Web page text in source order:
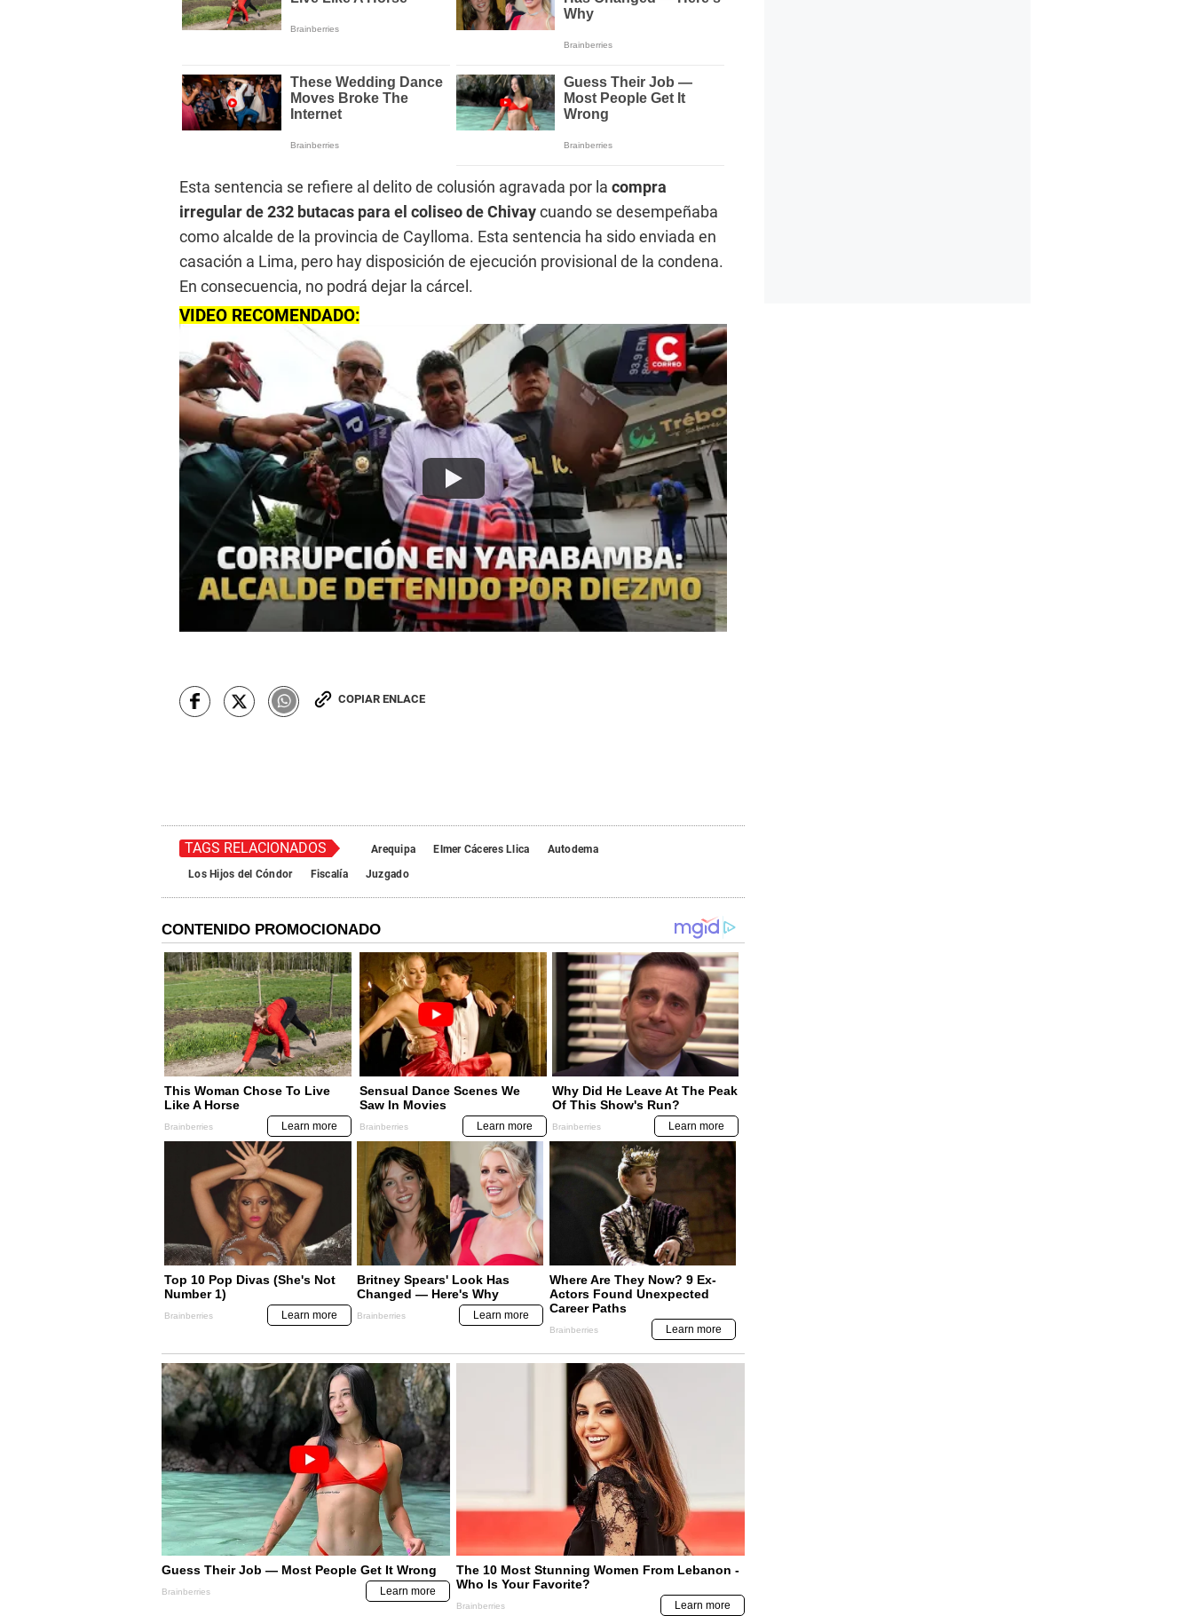
Esta sentencia se refiere al delito de colusión agravada por la compra
irregular de 232 butacas para el coliseo de Chivaycuando se desempeñaba
como alcalde de la provincia de Caylloma. Esta sentencia ha sido enviada en
casación a Lima, pero hay disposición de ejecución provisional de la condena.
En consecuencia, no podrá dejar la cárcel.
VIDEO RECOMENDADO:
COPIAR ENLACE
TAGS RELACIONADOS Arequipa Elmer Cáceres Llica
Autodema
Los Hijos del Cóndor
Fiscalía Juzgado